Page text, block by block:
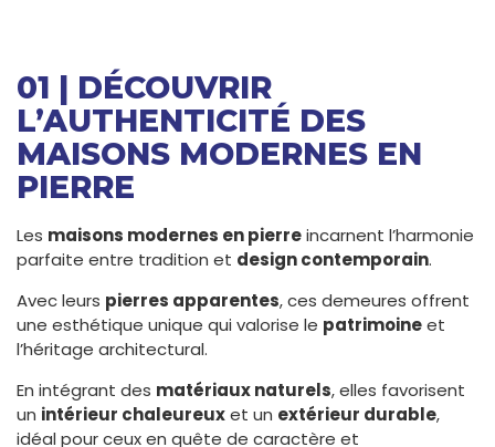
01 | DÉCOUVRIR
L’AUTHENTICITÉ DES
MAISONS MODERNES EN
PIERRE
Les maisons modernes en pierreincarnent l’harmonie
parfaite entre tradition et design contemporain.
Avec leurs pierres apparentes, ces demeures offrent
une esthétique unique qui valorise le patrimoineet
l’héritage architectural.
En intégrant des matériaux naturels, elles favorisent
un intérieur chaleureuxet un extérieur durable,
idéal pour ceux en quête de caractère et